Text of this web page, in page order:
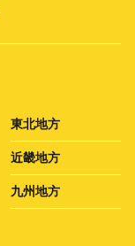
東北地方
近畿地方
九州地方